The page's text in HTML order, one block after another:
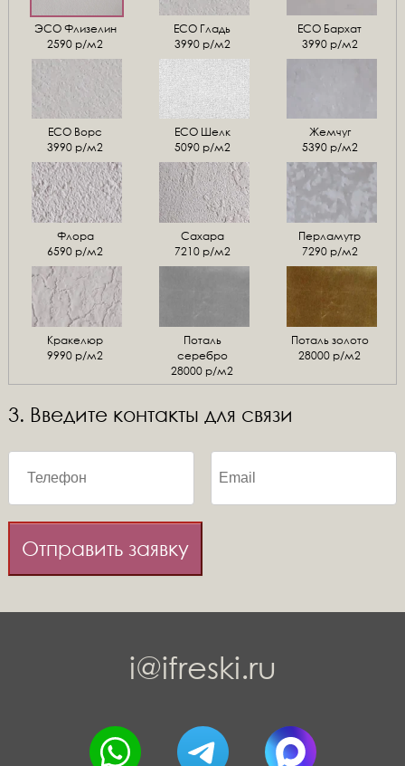
ЭСО Флизелин
2590 р/м2
ЕСО Гладь
3990 р/м2
ECO Бархат
3990 р/м2
ЕСО Ворс
3990 р/м2
ЕСО Шелк
5090 р/м2
Жемчуг
5390 р/м2
Флора
6590 р/м2
Сахара
7210 р/м2
Перламутр
7290 р/м2
Кракелюр
9990 р/м2
Поталь
серебро
28000 р/м2
Поталь золото
28000 р/м2
3. Введите контакты для связи
Отправить заявку
i@ifreski.ru